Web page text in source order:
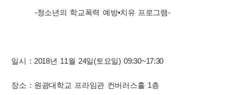
-청소년의 학교폭력 예방⦁치유 프로그램-
일시 : 2018년 11월 24일(토요일) 09:30~17:30
장소 : 원광대학교 프라임관 컨버러스홀 1층